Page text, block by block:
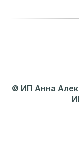
© ИП Анна